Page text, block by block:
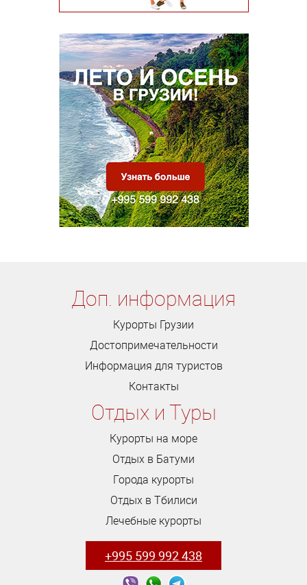
Доп. информация
Курорты Грузии
Достопримечательности
Информация для туристов
Контакты
Отдых и Туры
Курорты на море
Отдых в Батуми
Города курорты
Отдых в Тбилиси
Лечебные курорты
+995 599 992 438